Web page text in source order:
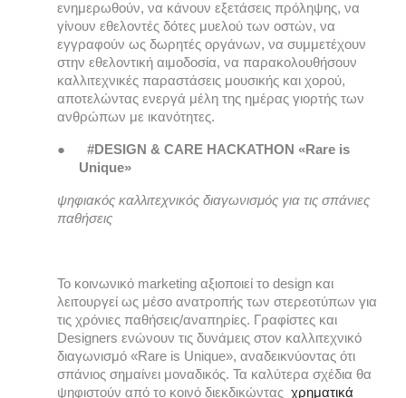
ενημερωθούν, να κάνουν εξετάσεις πρόληψης, να
γίνουν εθελοντές δότες μυελού των οστών, να
εγγραφούν ως δωρητές οργάνων, να συμμετέχουν
στην εθελοντική αιμοδοσία, να παρακολουθήσουν
καλλιτεχνικές παραστάσεις μουσικής και χορού,
αποτελώντας ενεργά μέλη της ημέρας γιορτής των
ανθρώπων με ικανότητες.
● #DESIGN & CARE HACKATHON «Rare is
Unique»
ψηφιακός καλλιτεχνικός διαγωνισμός για τις σπάνιες
παθήσεις
Το κοινωνικό marketing αξιοποιεί το design και
λειτουργεί ως μέσο ανατροπής των στερεοτύπων για
τις χρόνιες παθήσεις/αναπηρίες. Γραφίστες και
Designers ενώνουν τις δυνάμεις στον καλλιτεχνικό
διαγωνισμό «Rare is Unique», αναδεικνύοντας ότι
σπάνιος σημαίνει μοναδικός. Τα καλύτερα σχέδια θα
ψηφιστούν από το κοινό διεκδικώντας χρηματικά